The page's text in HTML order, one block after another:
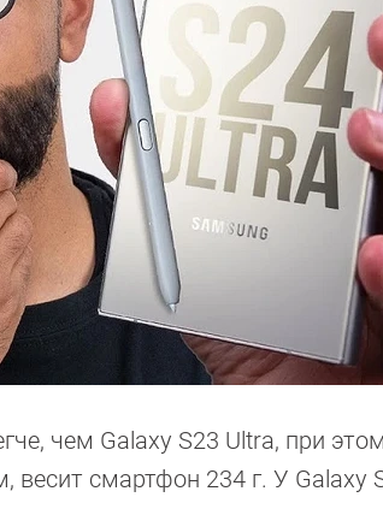
чем Galaxy S23 Ultra, при
весит смартфон 234 г. У Galaxy